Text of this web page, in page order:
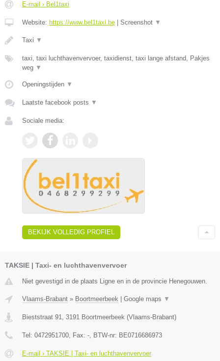
E-mail › Bel1taxi
Website: https://www.bel1taxi.be Screenshot ▼
Taxi ▼
taxi, taxi luchthavenvervoer, taxidienst, taxi lange afstand, Pakjes
weg ▼
Openingstijden ▼
Laatste facebook posts ▼
Sociale media:
BEKIJK VOLLEDIG PROFIEL
TAKSIE | Taxi- en luchthavenvervoer
Niet gevestigd in de plaats Ligne en in de provincie Henegouwen.
Vlaams-Brabant » Boortmeerbeek Google maps ▼
Bieststraat 91, 3191 Boortmeerbeek (Vlaams-Brabant)
Tel: 0472951700, Fax: -, BTW-nr: BE0716686973
E-mail › TAKSIE | Taxi- en luchthavenvervoer